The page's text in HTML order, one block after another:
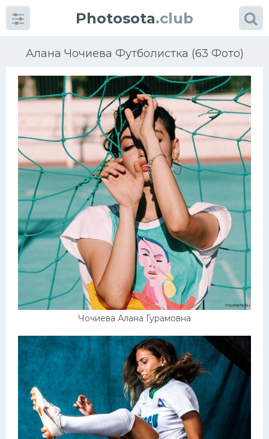
Photosota.club
Алана Чочиева Футболистка (63 Фото)
Чочиева Алана Гурамовна
Категории Фото
Еще картинки...
Футбол
Баскетбол
Хоккей
Велогонки
Конькобежный спорт
Тренажеры